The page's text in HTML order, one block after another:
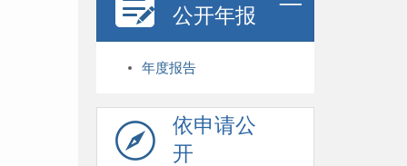
公开年报
年度报告
依申请公
开